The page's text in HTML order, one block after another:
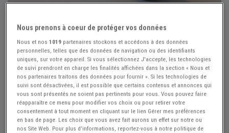
Réf : A652915 Actualisée le : 25/07/2026
Dinky toys bentley continental S
35 €
Nous prenons à coeur de protéger vos données
Nous et nos1019 partenaires stockons et accédons à des données
personnelles, telles que des données de navigation ou des identifiants
uniques, sur votre appareil. Si vous sélectionnez J'accepte, les technologies
de suivi prendront en charge les finalités affichées dans la section « Nous et
nos partenaires traitons des données pour fournir ». Si les technologies de
suivi sont désactivées, il est possible que certains contenus et annonces qui
vous sont présentés ne soient pas pertinents pour vous. Vous pouvez faire
réapparaître ce menu pour modifier vos choix ou pour retirer votre
consentement à tout moment en cliquant sur le lien Gérer mes préférences
en bas de page. Les choix que vous avez fait aurons un effet sur notre ou
nos Site Web. Pour plus d’informations, reportez-vous à notre politique de